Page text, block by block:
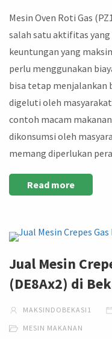
Mesin Oven Roti Gas
salah satu aktifitas
keuntungan yang
perlu menggunakan
bisa tetap menjalankan
digeluti oleh
contoh macam
dikonsumsi oleh
memang diperlukan
Read more
Jual Mesin
(DE8Ax2) di
MAKSINDOBEKASI1
MESIN MAKANAN